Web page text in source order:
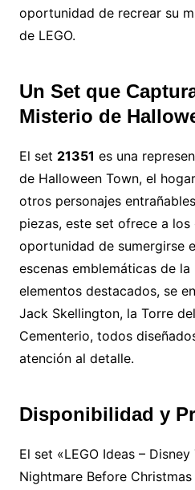
oportunidad de recrear su
de LEGO.
Un Set que
Misterio de
El set 21351 es una
de Halloween Town, el
otros personajes
piezas, este set ofrece a
oportunidad de sumergirse
escenas emblemáticas de
elementos destacados, se
Jack Skellington, la Torre
Cementerio, todos
atención al detalle.
Disponibilidad y
El set «LEGO Ideas – Disney
Nightmare Before Christmas